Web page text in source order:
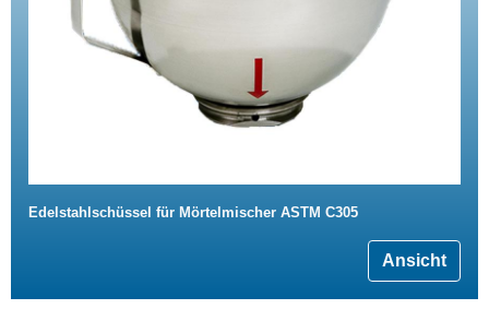
Edelstahlschüssel für Mörtelmischer ASTM C305
Ansicht